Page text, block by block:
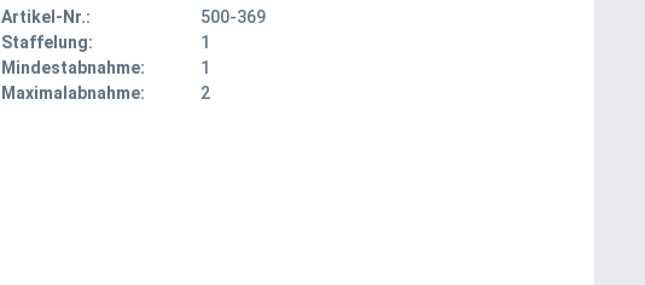
Artikel-Nr.:
500-369
Staffelung:
1
Mindestabnahme:
1
Maximalabnahme:
2